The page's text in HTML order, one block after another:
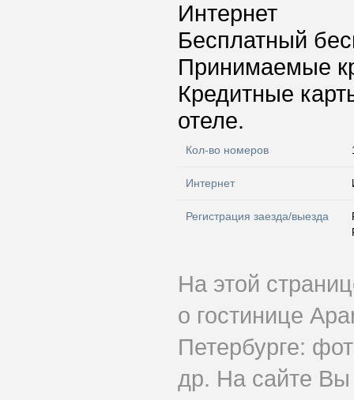
Интернет
Бесплатный
Принимаемые
Кредитные
отеле.
Кол-во номеров
Интернет
Регистрация заезда/выезда
На этой
о гостинице
Петербурге:
др. На сайте Вы